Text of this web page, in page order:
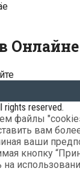
Онлайне
reserved.
файлы
вам
ваши
кнопку
на